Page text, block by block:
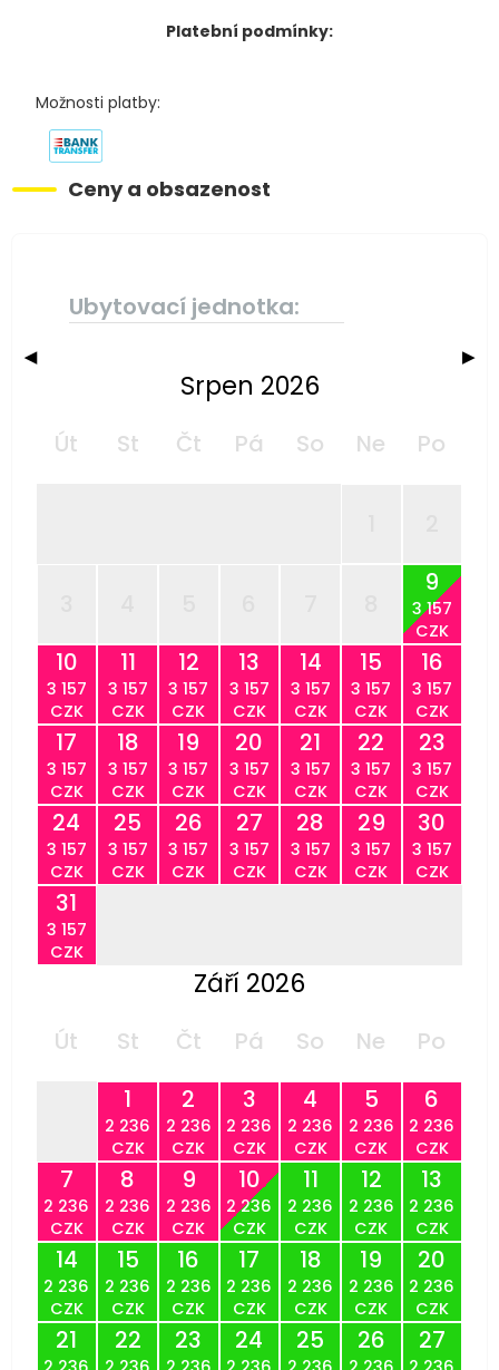
Platební podmínky:
Možnosti platby:
Ceny a obsazenost
Ubytovací jednotka:
◀ ▶
Srpen 2026
Út St Čt Pá So Ne Po
9
3 157
CZK
10
3 157
CZK
11
3 157
CZK
12
3 157
CZK
13
3 157
CZK
14
3 157
CZK
15
3 157
CZK
16
3 157
CZK
17
3 157
CZK
18
3 157
CZK
19
3 157
CZK
20
3 157
CZK
21
3 157
CZK
22
3 157
CZK
23
3 157
CZK
24
3 157
CZK
25
3 157
CZK
26
3 157
CZK
27
3 157
CZK
28
3 157
CZK
29
3 157
CZK
30
3 157
CZK
31
3 157
CZK
Září 2026
Út St Čt Pá So Ne
Po
1
2 236
CZK
2
2 236
CZK
3
2 236
CZK
4
2 236
CZK
5
2 236
CZK
6
2 236
CZK
7
2 236
CZK
8
2 236
CZK
9
2 236
CZK
10
2 236
CZK
11
2 236
CZK
12
2 236
CZK
13
2 236
CZK
14
2 236
CZK
15
2 236
CZK
16
2 236
CZK
17
2 236
CZK
18
2 236
CZK
19
2 236
CZK
20
2 236
CZK
21 22 23 24 25 26 27